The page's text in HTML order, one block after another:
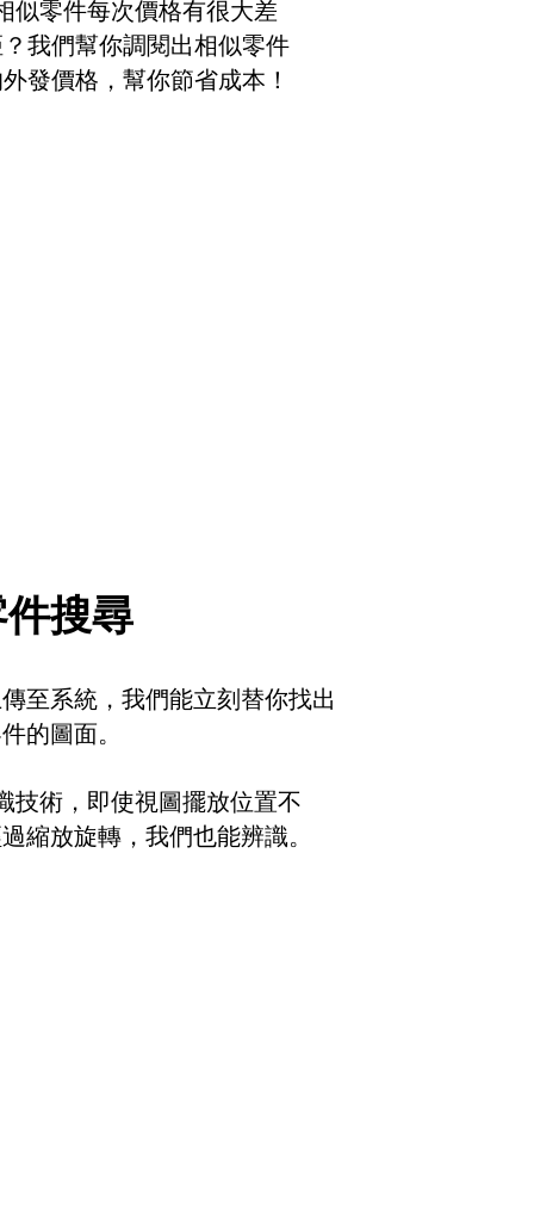
似零件每次價格有很大差
我們幫你調閱出相似零件
發價格，幫你節省成本！
搜尋
至系統，我們能立刻替你找出
的圖面。
技術，即使視圖擺放位置不
縮放旋轉，我們也能辨識。